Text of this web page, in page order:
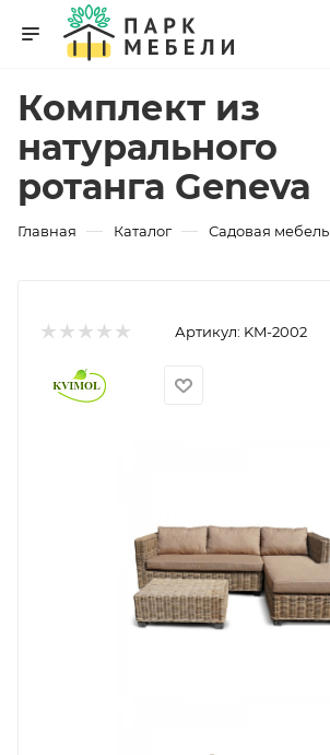
Комплект из
натурального
ротанга Geneva
Главная — Каталог — Садовая мебель
Артикул: KM-2002